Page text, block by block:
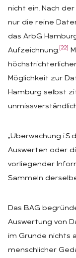
nicht ein. Nach
nur die reine
das ArbG
Aufzeichnung. [22]
Möglichkeit zur
Hamburg selbst
„Überwachung
Auswerten oder
vorliegender
Sammeln
Das BAG
Auswertung von
im Grunde nichts
menschlicher